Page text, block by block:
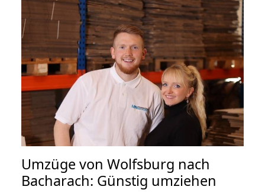
Umzüge von Wolfsburg nach
Bacharach: Günstig umziehen